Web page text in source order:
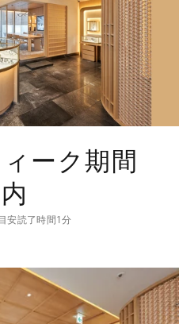
ーク期間
安読了時間1分